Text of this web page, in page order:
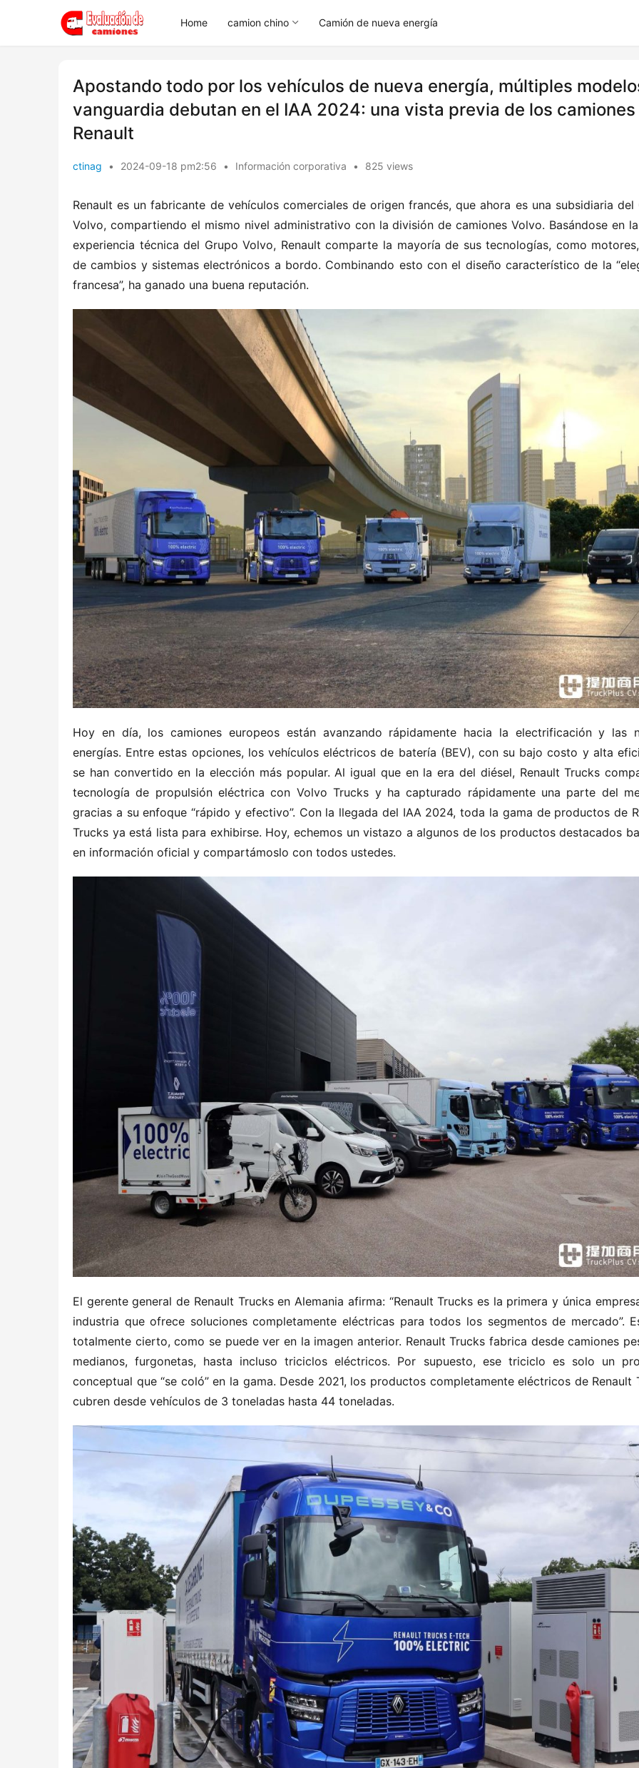
Home camion chino Camión de nueva energía
Apostando todo por los vehículos de nueva energía, múltiples
vanguardia debutan en el IAA 2024: una vista previa de los camiones
Renault
ctinag • 2024-09-18 pm2:56 • Información corporativa • 825 views
Renault es un fabricante de vehículos comerciales de origen francés, que ahora es una subsidiaria del
Volvo, compartiendo el mismo nivel administrativo con la división de camiones Volvo. Basándose en
experiencia técnica del Grupo Volvo, Renault comparte la mayoría de sus tecnologías, como
de cambios y sistemas electrónicos a bordo. Combinando esto con el diseño característico de la
francesa”, ha ganado una buena reputación.
Hoy en día, los camiones europeos están avanzando rápidamente hacia la electrificación y las
energías. Entre estas opciones, los vehículos eléctricos de batería (BEV), con su bajo costo y alta
se han convertido en la elección más popular. Al igual que en la era del diésel, Renault Trucks
tecnología de propulsión eléctrica con Volvo Trucks y ha capturado rápidamente una parte del
gracias a su enfoque “rápido y efectivo”. Con la llegada del IAA 2024, toda la gama de productos de
Trucks ya está lista para exhibirse. Hoy, echemos un vistazo a algunos de los productos destacados
en información oficial y compartámoslo con todos ustedes.
El gerente general de Renault Trucks en Alemania afirma: “Renault Trucks es la primera y única
industria que ofrece soluciones completamente eléctricas para todos los segmentos de mercado”.
totalmente cierto, como se puede ver en la imagen anterior. Renault Trucks fabrica desde camiones
medianos, furgonetas, hasta incluso triciclos eléctricos. Por supuesto, ese triciclo es solo un
conceptual que “se coló” en la gama. Desde 2021, los productos completamente eléctricos de Renault
cubren desde vehículos de 3 toneladas hasta 44 toneladas.